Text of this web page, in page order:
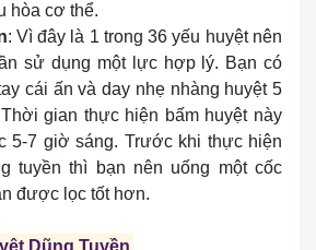
hòa cơ thể.
: Vì đây là 1 trong 36 yếu huyệt nên
sử dụng một lực hợp lý. Bạn có
cái ấn và day nhẹ nhàng huyệt 5
gian thực hiện bấm huyệt này
5-7 giờ sáng. Trước khi thực hiện
tuyền thì bạn nên uống một cốc
được lọc tốt hơn.